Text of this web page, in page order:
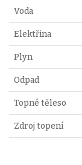
Voda
Elektřina
Plyn
Odpad
Topné těleso
Zdroj topení